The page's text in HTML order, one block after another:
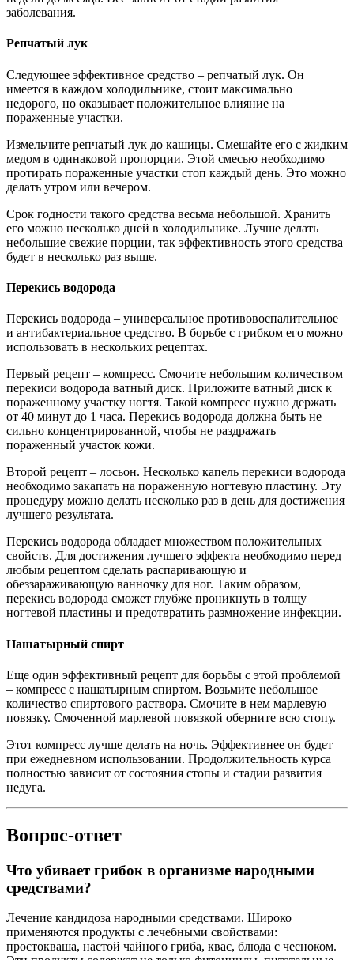
заболевания.
Репчатый лук
Следующее эффективное средство – репчатый лук. Он
имеется в каждом холодильнике, стоит максимально
недорого, но оказывает положительное влияние на
пораженные участки.
Измельчите репчатый лук до кашицы. Смешайте его с жидким
медом в одинаковой пропорции. Этой смесью необходимо
протирать пораженные участки стоп каждый день. Это можно
делать утром или вечером.
Срок годности такого средства весьма небольшой. Хранить
его можно несколько дней в холодильнике. Лучше делать
небольшие свежие порции, так эффективность этого средства
будет в несколько раз выше.
Перекись водорода
Перекись водорода – универсальное противовоспалительное
и антибактериальное средство. В борьбе с грибком его можно
использовать в нескольких рецептах.
Первый рецепт – компресс. Смочите небольшим количеством
перекиси водорода ватный диск. Приложите ватный диск к
пораженному участку ногтя. Такой компресс нужно держать
от 40 минут до 1 часа. Перекись водорода должна быть не
сильно концентрированной, чтобы не раздражать
пораженный участок кожи.
Второй рецепт – лосьон. Несколько капель перекиси водорода
необходимо закапать на пораженную ногтевую пластину. Эту
процедуру можно делать несколько раз в день для достижения
лучшего результата.
Перекись водорода обладает множеством положительных
свойств. Для достижения лучшего эффекта необходимо перед
любым рецептом сделать распаривающую и
обеззараживающую ванночку для ног. Таким образом,
перекись водорода сможет глубже проникнуть в толщу
ногтевой пластины и предотвратить размножение инфекции.
Нашатырный спирт
Еще один эффективный рецепт для борьбы с этой проблемой
– компресс с нашатырным спиртом. Возьмите небольшое
количество спиртового раствора. Смочите в нем марлевую
повязку. Смоченной марлевой повязкой оберните всю стопу.
Этот компресс лучше делать на ночь. Эффективнее он будет
при ежедневном использовании. Продолжительность курса
полностью зависит от состояния стопы и стадии развития
недуга.
Вопрос-ответ
Что убивает грибок в организме народными
средствами?
Лечение кандидоза народными средствами. Широко
применяются продукты с лечебными свойствами:
простокваша, настой чайного гриба, квас, блюда с чесноком.